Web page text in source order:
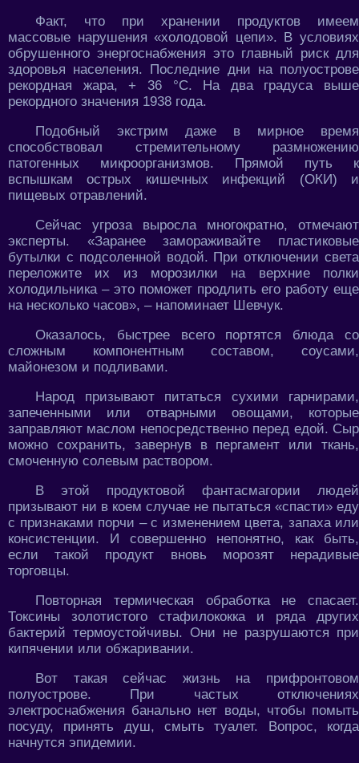
Факт, что при хранении продуктов имеем
массовые нарушения «холодовой цепи». В условиях
обрушенного энергоснабжения это главный риск для
здоровья населения. Последние дни на полуострове
рекордная жара, + 36 °C. На два градуса выше
рекордного значения 1938 года.
Подобный экстрим даже в мирное время
способствовал стремительному размножению
патогенных микроорганизмов. Прямой путь к
вспышкам острых кишечных инфекций (ОКИ) и
пищевых отравлений.
Сейчас угроза выросла многократно, отмечают
эксперты. «Заранее замораживайте пластиковые
бутылки с подсоленной водой. При отключении света
переложите их из морозилки на верхние полки
холодильника – это поможет продлить его работу еще
на несколько часов», – напоминает Шевчук.
Оказалось, быстрее всего портятся блюда со
сложным компонентным составом, соусами,
майонезом и подливами.
Народ призывают питаться сухими гарнирами,
запеченными или отварными овощами, которые
заправляют маслом непосредственно перед едой. Сыр
можно сохранить, завернув в пергамент или ткань,
смоченную солевым раствором.
В этой продуктовой фантасмагории людей
призывают ни в коем случае не пытаться «спасти» еду
с признаками порчи – с изменением цвета, запаха или
консистенции. И совершенно непонятно, как быть,
если такой продукт вновь морозят нерадивые
торговцы.
Повторная термическая обработка не спасает.
Токсины золотистого стафилококка и ряда других
бактерий термоустойчивы. Они не разрушаются при
кипячении или обжаривании.
Вот такая сейчас жизнь на прифронтовом
полуострове. При частых отключениях
электроснабжения банально нет воды, чтобы помыть
посуду, принять душ, смыть туалет. Вопрос, когда
начнутся эпидемии.